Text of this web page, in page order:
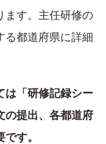
ます。主任研修の
る都道府県に詳細
は「研修記録シー
の提出、各都道府
す。